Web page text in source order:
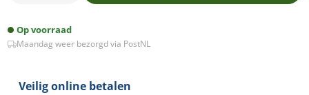
glas
stopcontact
combinatie
Op voorraad
Maandag weer bezorgd via PostNL
Veilig online betalen